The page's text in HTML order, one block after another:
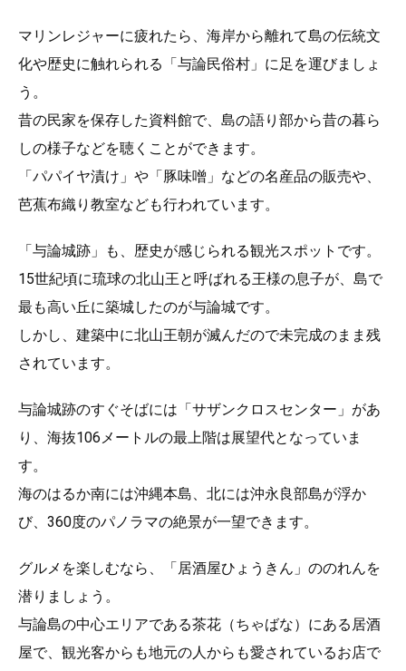
マリンレジャーに疲れたら、海岸から離れて島の伝統文
化や歴史に触れられる「与論民俗村」に足を運びましょ
う。
昔の民家を保存した資料館で、島の語り部から昔の暮ら
しの様子などを聴くことができます。
「パパイヤ漬け」や「豚味噌」などの名産品の販売や、
芭蕉布織り教室なども行われています。
「与論城跡」も、歴史が感じられる観光スポットです。
15世紀頃に琉球の北山王と呼ばれる王様の息子が、島で
最も高い丘に築城したのが与論城です。
しかし、建築中に北山王朝が滅んだので未完成のまま残
されています。
与論城跡のすぐそばには「サザンクロスセンター」があ
り、海抜106メートルの最上階は展望代となっていま
す。
海のはるか南には沖縄本島、北には沖永良部島が浮か
び、360度のパノラマの絶景が一望できます。
グルメを楽しむなら、「居酒屋ひょうきん」ののれんを
潜りましょう。
与論島の中心エリアである茶花（ちゃばな）にある居酒
屋で、観光客からも地元の人からも愛されているお店で